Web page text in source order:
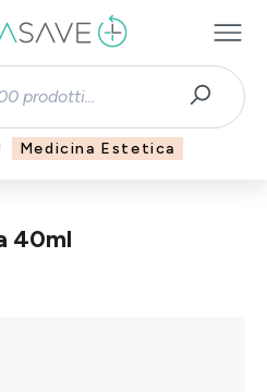
Medicina Estetica
40ml